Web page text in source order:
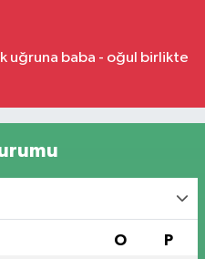
uğruna baba - oğul birlikte
O P